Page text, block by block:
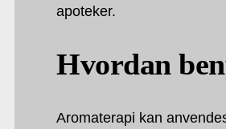
apoteker.
Hvordan
Aromaterapi kan